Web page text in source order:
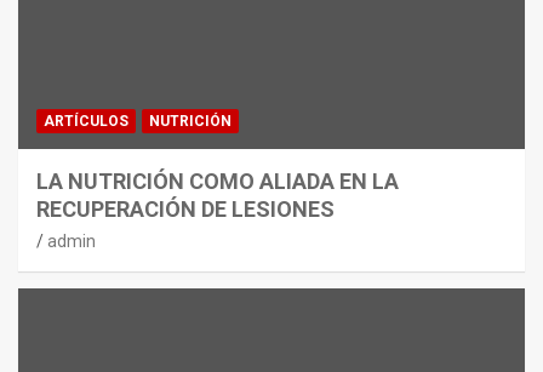
ARTÍCULOS NUTRICIÓN
LA NUTRICIÓN COMO ALIADA EN LA
RECUPERACIÓN DE LESIONES
admin